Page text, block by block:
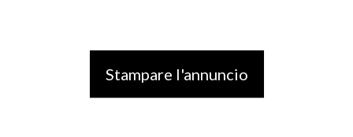
Stampare l'annuncio